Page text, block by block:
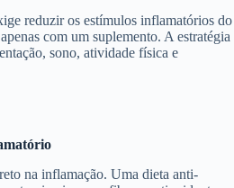
reduzir os estímulos inflamatórios do
com um suplemento. A estratégia
sono, atividade física e
na inflamação. Uma dieta anti-